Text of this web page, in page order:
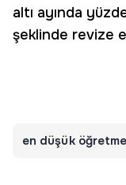
altı ayında
şeklinde revize
en düşük